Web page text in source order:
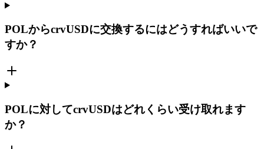
POLからcrvUSDに交換するにはどうすればいいで
すか？
POLに対してcrvUSDはどれくらい受け取れます
か？